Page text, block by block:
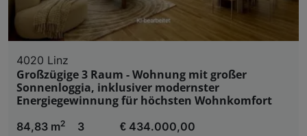
4020 Linz
Großzügige 3 Raum - Wohnung mit großer
Sonnenloggia, inklusiver modernster
Energiegewinnung für höchsten Wohnkomfort
84,83 m2
3 € 434.000,00